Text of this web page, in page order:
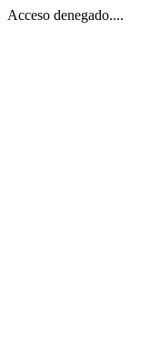
Acceso denegado....